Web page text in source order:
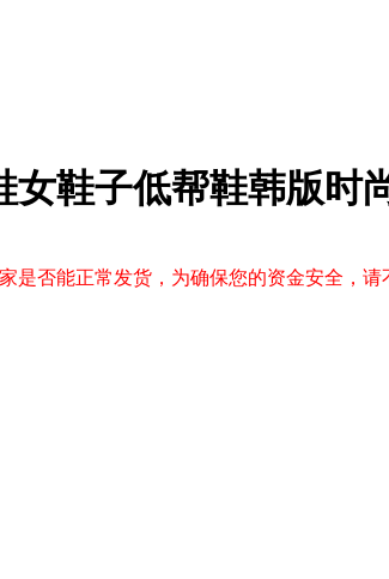
女鞋子低帮鞋韩版时
是否能正常发货，为确保您的资金安全，请